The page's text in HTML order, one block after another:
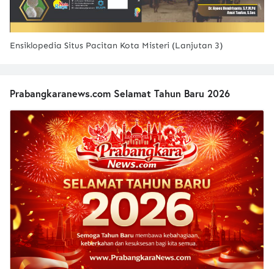
Ensiklopedia Situs Pacitan Kota Misteri (Lanjutan 3)
Prabangkaranews.com Selamat Tahun Baru 2026